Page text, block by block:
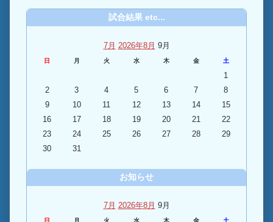
試合結果 etc...
7月 2026年8月 9月
日 月 火 水 木 金 土
1
2
3 4 5 6 7
8
9
10 11 12 13 14
15
16
17 18 19 20 21
22
23
24 25 26 27 28
29
30
31
お知らせ
7月 2026年8月 9月
日 月 火 水 木 金 土